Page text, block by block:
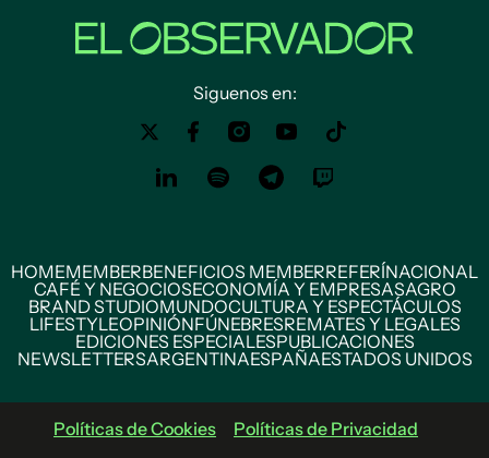
Siguenos en:
HOMEMEMBERBENEFICIOS MEMBERREFERÍNACIONAL
CAFÉ Y NEGOCIOSECONOMÍA Y EMPRESASAGRO
BRAND STUDIOMUNDOCULTURA Y ESPECTÁCULOS
LIFESTYLEOPINIÓNFÚNEBRESREMATES Y LEGALES
EDICIONES ESPECIALESPUBLICACIONES
NEWSLETTERSARGENTINAESPAÑAESTADOS UNIDOS
Políticas de Cookies
Políticas de Privacidad